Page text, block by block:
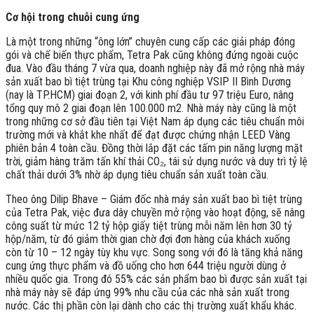
Cơ hội trong chuỗi cung ứng
Là một trong những “ông lớn” chuyên cung cấp các giải pháp đóng
gói và chế biến thực phẩm, Tetra Pak cũng không đứng ngoài cuộc
đua. Vào đầu tháng 7 vừa qua, doanh nghiệp này đã mở rộng nhà máy
sản xuất bao bì tiệt trùng tại Khu công nghiệp VSIP II Bình Dương
(nay là TP.HCM) giai đoạn 2, với kinh phí đầu tư 97 triệu Euro, nâng
tổng quy mô 2 giai đoạn lên 100.000 m2. Nhà máy này cũng là một
trong những cơ sở đầu tiên tại Việt Nam áp dụng các tiêu chuẩn môi
trường mới và khắt khe nhất để đạt được chứng nhận LEED Vàng
phiên bản 4 toàn cầu. Đồng thời lắp đặt các tấm pin năng lượng mặt
trời, giảm hàng trăm tấn khí thải CO₂, tái sử dụng nước và duy trì tỷ lệ
chất thải dưới 3% nhờ áp dụng tiêu chuẩn sản xuất toàn cầu.
Theo ông Dilip Bhave – Giám đốc nhà máy sản xuất bao bì tiệt trùng
của Tetra Pak, việc đưa dây chuyền mở rộng vào hoạt động, sẽ nâng
công suất từ mức 12 tỷ hộp giấy tiệt trùng mỗi năm lên hơn 30 tỷ
hộp/năm, từ đó giảm thời gian chờ đợi đơn hàng của khách xuống
còn từ 10 – 12 ngày tùy khu vực. Song song với đó là tăng khả năng
cung ứng thực phẩm và đồ uống cho hơn 644 triệu người dùng ở
nhiều quốc gia. Trong đó 55% các sản phẩm bao bì được sản xuất tại
nhà máy này sẽ đáp ứng 99% nhu cầu của các nhà sản xuất trong
nước. Các thị phần còn lại dành cho các thị trường xuất khẩu khác.